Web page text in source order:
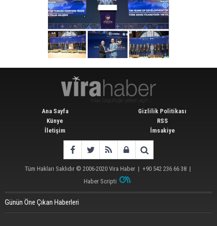
Ana Sayfa
Künye
İletişim
Gizlilik Politikası
RSS
İmsakiye
Tüm Hakları Saklıdır © 2006-2020 Vira Haber | +90 542 236 66 38 |
Haber Scripti
Günün Öne Çıkan Haberleri